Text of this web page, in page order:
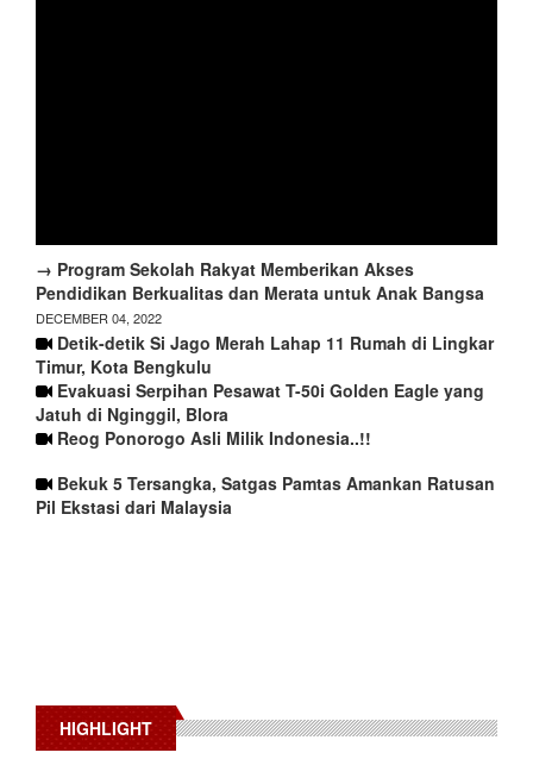
→ Program Sekolah Rakyat Memberikan Akses
Pendidikan Berkualitas dan Merata untuk Anak Bangsa
DECEMBER 04, 2022
Detik-detik Si Jago Merah Lahap 11 Rumah di Lingkar
Timur, Kota Bengkulu
Evakuasi Serpihan Pesawat T-50i Golden Eagle yang
Jatuh di Nginggil, Blora
Reog Ponorogo Asli Milik Indonesia..!!
Bekuk 5 Tersangka, Satgas Pamtas Amankan Ratusan
Pil Ekstasi dari Malaysia
HIGHLIGHT